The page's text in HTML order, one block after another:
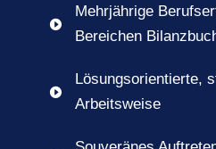

Mehrjährige
Bereichen

Lösungsorientierte,
Arbeitsweise